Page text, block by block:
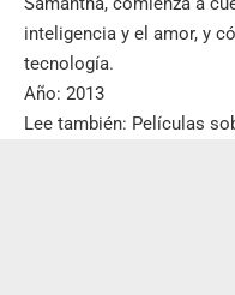
inteligencia y el amor, y
tecnología.
Año: 2013
Lee también: Películas